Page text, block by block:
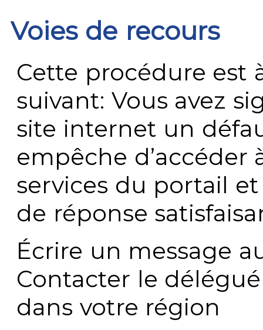
Voies de recours
Cette procédure est
suivant: Vous avez
site internet un
empêche
services du portail
de réponse
Écrire un message
Contacter le
dans votre région